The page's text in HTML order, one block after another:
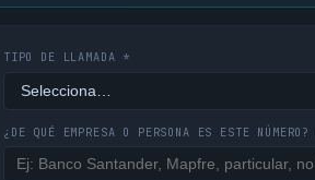
TIPO DE LLAMADA *
¿DE QUÉ EMPRESA O PERSONA ES ESTE NÚMERO?